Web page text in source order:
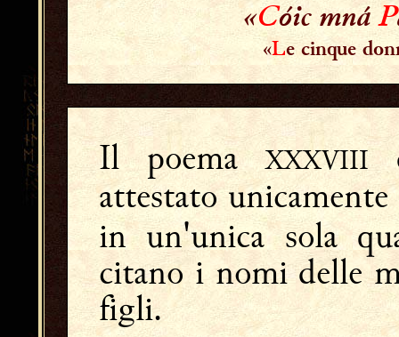
«Cóic mnáP
«Le cinque
Il poemaXXXVIII
attestato
in un'unica sola
citano i nomi delle
figli.